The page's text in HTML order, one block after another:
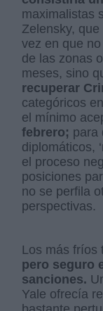
maximalistas
Zelensky,
vez en que
de las zonas
meses, sino
recuperar
categóricos
el mínimo
febrero; para
diplomáticos,
el proceso
posiciones
no se perfila
perspectivas.
Los más fríos
pero seguro
sanciones.
Yale ofrecía